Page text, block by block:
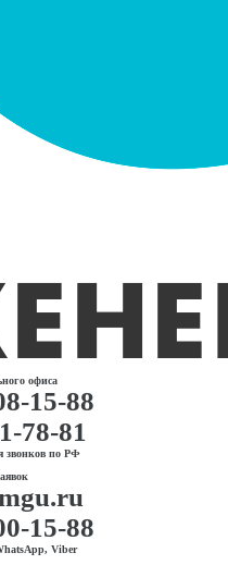
офиса
15-88
78-81
звонков по РФ
15-88
Viber